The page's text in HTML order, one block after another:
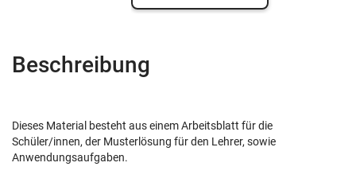
Beschreibung
Dieses Material besteht aus einem Arbeitsblatt für die
Schüler/innen, der Musterlösung für den Lehrer, sowie
Anwendungsaufgaben.